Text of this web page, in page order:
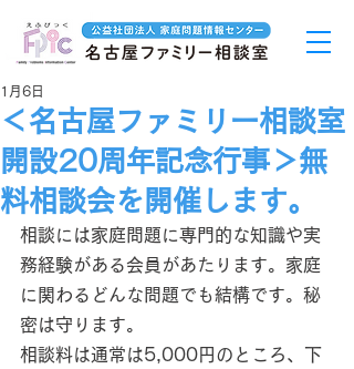
＜名古屋ファミリー相談室
開設20周年記念行事＞無
料相談会を開催します。
1月6日
相談には家庭問題に専門的な知識や実
務経験がある会員があたります。家庭
に関わるどんな問題でも結構です。秘
密は守ります。
相談料は通常は5,000円のところ、下